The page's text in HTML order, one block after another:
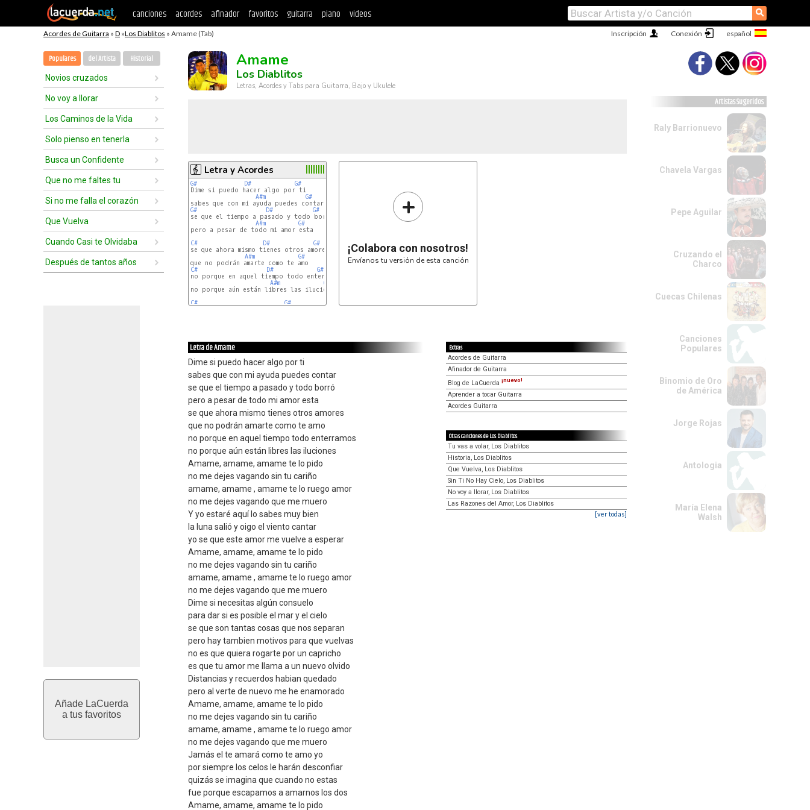
canciones acordes afinador favoritos guitarra piano videos ⚲
Acordes de Guitarra » D »Los Diablitos » Amame (Tab) Conexión
Inscripción
Populares del Artista Historial
Novios cruzados
No voy a llorar
Los Caminos de la Vida
Solo pienso en tenerla
Busca un Confidente
Que no me faltes tu
Si no me falla el corazón
Que Vuelva
Cuando Casi te Olvidaba
Después de tantos años
Añade LaCuerda
a tus favoritos
Amame
Los Diablitos
Letras, Acordes y Tabs para Guitarra, Bajo y Ukulele
Letra y Acordes
G# D#
G#
Dime si puedo hacer algo por ti
A#m
G#
G#
D#
G#
se que el tiempo a pasado y todo borró
A#m
G#
pero a pesar de todo mi amor esta
C#
D#
G#
se que ahora mismo tienes otros amores
A#m
G#
C#
D#
G#
no porque en aquel tiempo todo enterramos
A#m
G#
no porque aún están libres las iluciones
C#
G#
+
¡Colabora con nosotros!
Envíanos tu versión de esta canción
Letra de Amame
Dime si puedo hacer algo por ti
sabes que con mi ayuda puedes contar
se que el tiempo a pasado y todo borró
pero a pesar de todo mi amor esta
se que ahora mismo tienes otros amores
que no podrán amarte como te amo
no porque en aquel tiempo todo enterramos
no porque aún están libres las iluciones
Amame, amame, amame te lo pido
no me dejes vagando sin tu cariño
amame, amame , amame te lo ruego amor
no me dejes vagando que me muero
Y yo estaré aquí lo sabes muy bien
la luna salió y oigo el viento cantar
yo se que este amor me vuelve a esperar
Amame, amame, amame te lo pido
no me dejes vagando sin tu cariño
amame, amame , amame te lo ruego amor
no me dejes vagando que me muero
Dime si necesitas algún consuelo
para dar si es posible el mar y el cielo
se que son tantas cosas que nos separan
pero hay tambien motivos para que vuelvas
no es que quiera rogarte por un capricho
es que tu amor me llama a un nuevo olvido
Distancias y recuerdos habian quedado
pero al verte de nuevo me he enamorado
Amame, amame, amame te lo pido
no me dejes vagando sin tu cariño
amame, amame , amame te lo ruego amor
no me dejes vagando que me muero
Jamás el te amará como te amo yo
por siempre los celos le harán desconfiar
quizás se imagina que cuando no estas
fue porque escapamos a amarnos los dos
Amame, amame, amame te lo pido
Extras
Acordes de Guitarra
Afinador de Guitarra
Blog de LaCuerda ¡nuevo!
Aprender a tocar Guitarra
Acordes Guitarra
Otras canciones de Los Diablitos
Tu vas a volar, Los Diablitos
Historia, Los Diablitos
Que Vuelva, Los Diablitos
Sin Ti No Hay Cielo, Los Diablitos
No voy a llorar, Los Diablitos
Las Razones del Amor, Los Diablitos
[ver todas]
Artistas Sugeridos
Raly Barrionuevo
Chavela Vargas
Pepe Aguilar
Cruzando el
Charco
Cuecas Chilenas
Canciones
Populares
Binomio de Oro
de América
Jorge Rojas
Antologia
María Elena
Walsh